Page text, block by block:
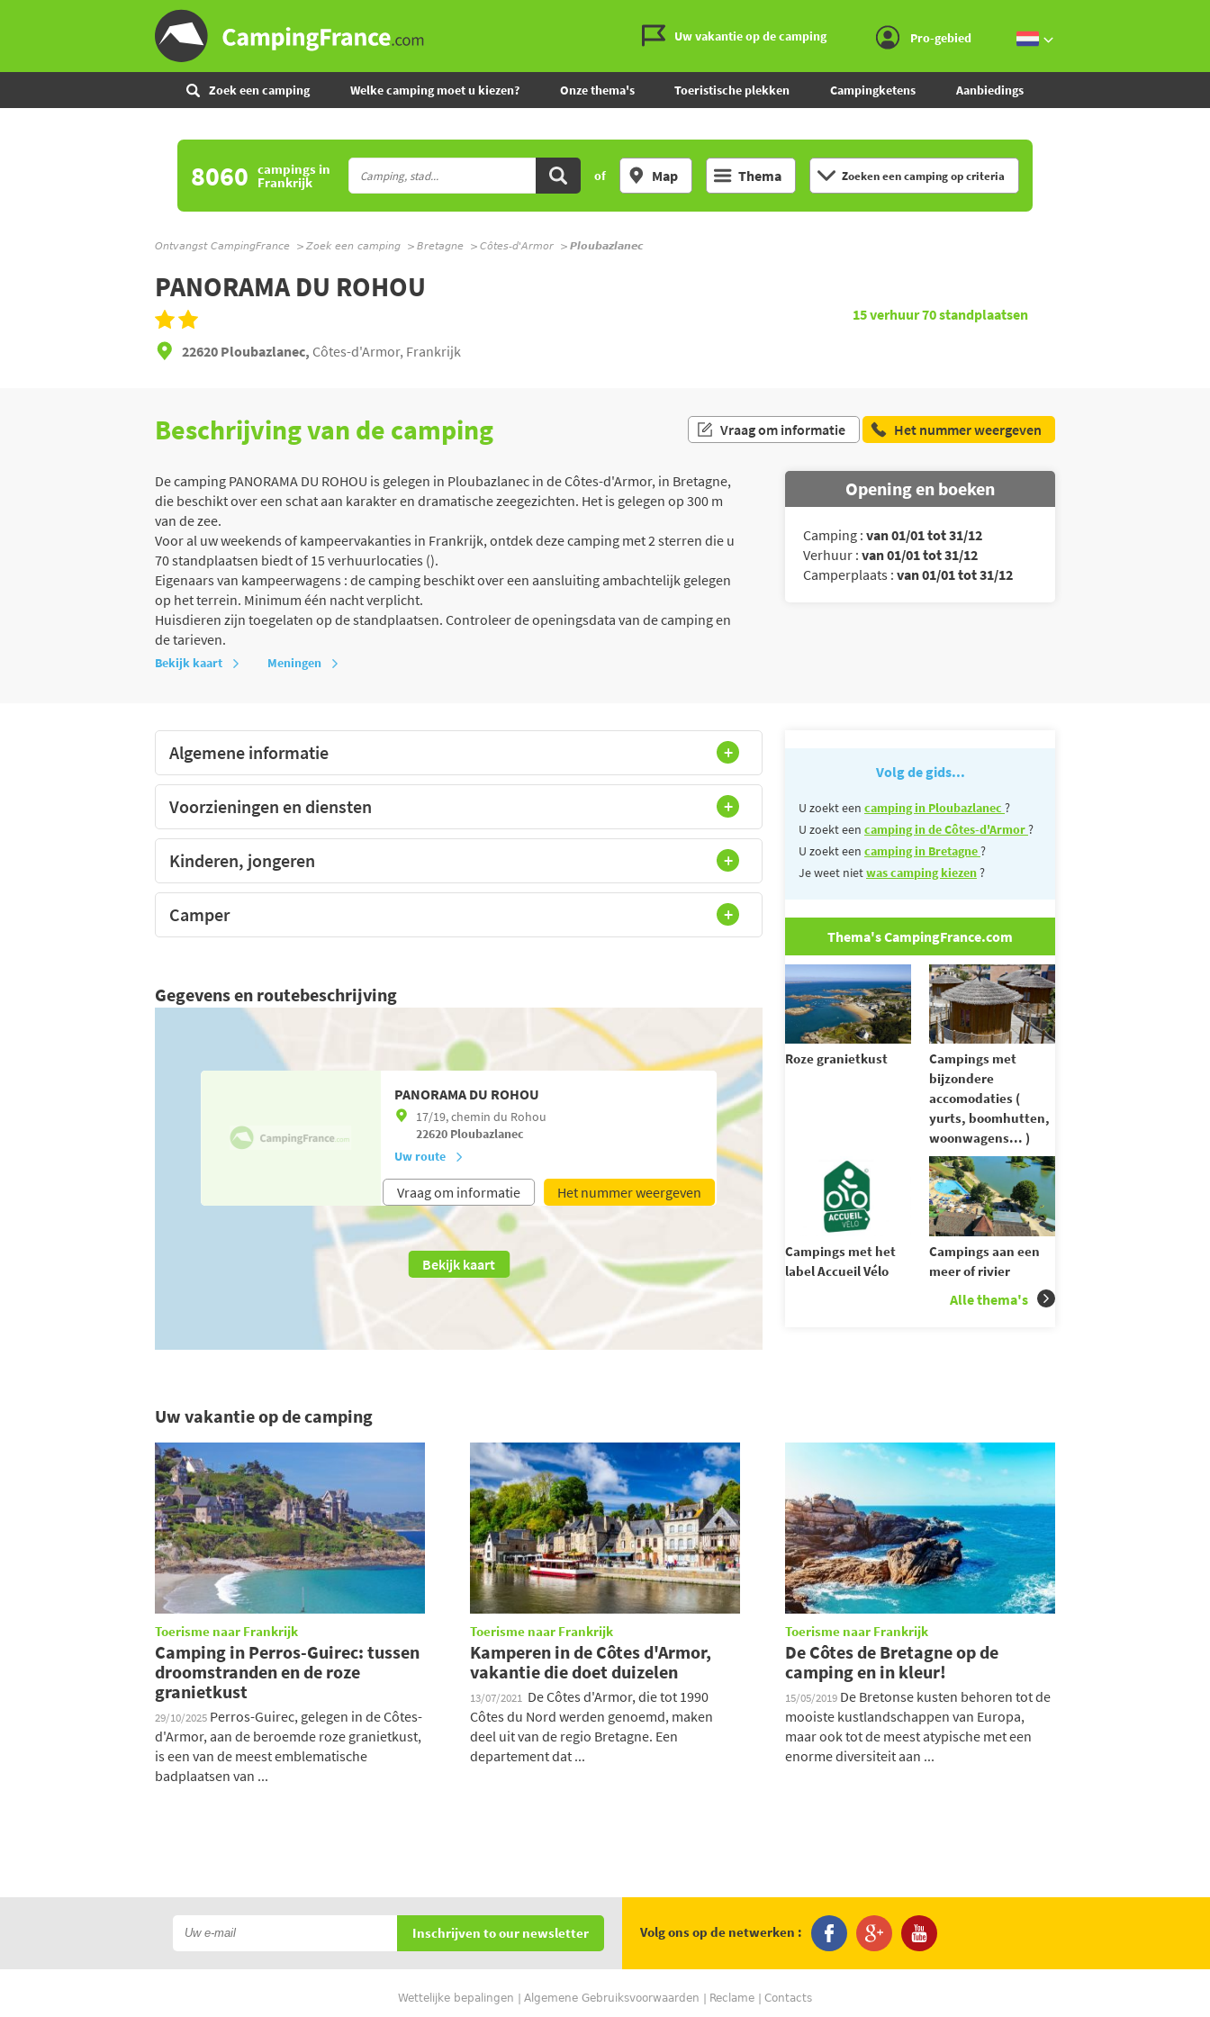
Uw vakantie op de camping Pro-gebied
Zoek een camping Welke camping moet u kiezen? Onze thema's Toeristische plekken Campingketens Aanbiedings
8060 campingsin
Frankrijk of Map Thema Zoeken een camping op criteria
Ontvangst CampingFrance Zoek een camping Bretagne Côtes-d'Armor Ploubazlanec
PANORAMA DU ROHOU
22620 Ploubazlanec, Côtes-d'Armor, Frankrijk
15verhuur70standplaatsen
Beschrijving van de camping Vraag om informatie Het nummer weergeven
De camping PANORAMA DU ROHOU is gelegen in Ploubazlanec in de Côtes-d'Armor, in Bretagne,
die beschikt over een schat aan karakter en dramatische zeegezichten. Het is gelegen op 300 m
van de zee.
Voor al uw weekends of kampeervakanties in Frankrijk, ontdek deze camping met 2 sterren die u
70 standplaatsen biedt of 15 verhuurlocaties ().
Eigenaars van kampeerwagens : de camping beschikt over een aansluiting ambachtelijk gelegen
op het terrein. Minimum één nacht verplicht.
Huisdieren zijn toegelaten op de standplaatsen. Controleer de openingsdata van de camping en
de tarieven.
Opening en boeken
Camping : van 01/01 tot 31/12
Verhuur : van 01/01 tot 31/12
Camperplaats : van 01/01 tot 31/12
Bekijk kaart Meningen
Algemene informatie
Voorzieningen en diensten
Kinderen, jongeren
Camper
Gegevens en routebeschrijving
PANORAMA DU ROHOU
17/19, chemin du Rohou
22620 Ploubazlanec
Uw route
Vraag om informatie Het nummer weergeven
Bekijk kaart
Volg de gids...
U zoekt een camping in Ploubazlanec ?
U zoekt een camping in de Côtes-d'Armor?
U zoekt een camping in Bretagne?
Je weet nietwas camping kiezen?
Thema's CampingFrance.com
Roze granietkust
Campings met
bijzondere
accomodaties (
yurts, boomhutten,
woonwagens... )
Campings met het
label Accueil Vélo
Campings aan een
meer of rivier
Alle thema's
Uw vakantie op de camping
Toerisme naar Frankrijk
Camping in Perros-Guirec: tussen
droomstranden en de roze
granietkust
29/10/2025 Perros-Guirec, gelegen in de Côtes-
d'Armor, aan de beroemde roze granietkust,
is een van de meest emblematische
badplaatsen van ...
Toerisme naar Frankrijk
Kamperen in de Côtes d'Armor,
vakantie die doet duizelen
13/07/2021 De Côtes d'Armor, die tot 1990
Côtes du Nord werden genoemd, maken
deel uit van de regio Bretagne. Een
departement dat ...
Toerisme naar Frankrijk
De Côtes de Bretagne op de
camping en in kleur!
15/05/2019 De Bretonse kusten behoren tot de
mooiste kustlandschappen van Europa,
maar ook tot de meest atypische met een
enorme diversiteit aan ...
Inschrijven to our newsletter Volg ons op de netwerken :
Wettelijke bepalingen Algemene Gebruiksvoorwaarden Reclame Contacts